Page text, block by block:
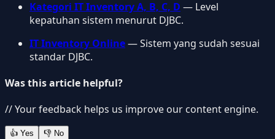
Kategori IT Inventory A, B, C, D — Level
kepatuhan sistem menurut DJBC.
IT Inventory Online— Sistem yang sudah sesuai
standar DJBC.
Was this article helpful?
// Your feedback helps us improve our content engine.
👍 Yes 👎 No